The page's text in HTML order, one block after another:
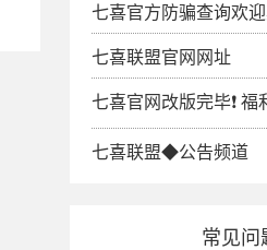
七喜官方防骗查询欢
七喜联盟官网网址
七喜官网改版完毕❗️ 福
七喜联盟◆公告频道
常见问